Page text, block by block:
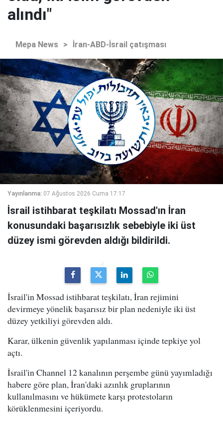
alındı"
Mepa News > İran-ABD-İsrail çatışması
Yayınlanma: 07 Ağustos 2026 Cuma 17:17
İsrail istihbarat teşkilatı Mossad'ın İran
konusundaki başarısızlık sebebiyle iki üst
düzey ismi görevden aldığı bildirildi.
İsrail'in Mossad istihbarat teşkilatı, İran rejimini
devirmeye yönelik başarısız bir plan nedeniyle iki üst
düzey yetkiliyi görevden aldı.
Karar, ülkenin güvenlik yapılanması içinde tepkiye yol
açtı.
İsrail'in Channel 12 kanalının perşembe günü yayımladığı
habere göre plan, İran'daki azınlık gruplarının
kullanılmasını ve hükümete karşı protestoların
körüklenmesini içeriyordu.